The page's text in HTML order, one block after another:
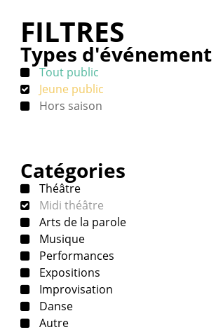
FILTRES
Types d'événement
Tout public
Jeune public
Hors saison
Catégories
Théâtre
Midi théâtre
Arts de la parole
Musique
Performances
Expositions
Improvisation
Danse
Autre